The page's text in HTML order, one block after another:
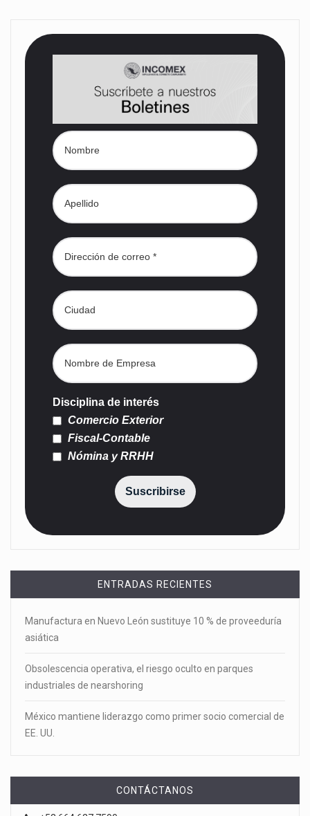
Disciplina de interés
Comercio Exterior
Fiscal-Contable
Nómina y RRHH
Suscribirse
ENTRADAS RECIENTES
Manufactura en Nuevo León sustituye 10 % de proveeduría
asiática
Obsolescencia operativa, el riesgo oculto en parques
industriales de nearshoring
México mantiene liderazgo como primer socio comercial de
EE. UU.
CONTÁCTANOS